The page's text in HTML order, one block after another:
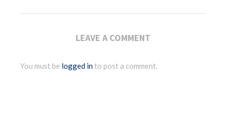
LEAVE A COMMENT
You must be logged into post a comment.